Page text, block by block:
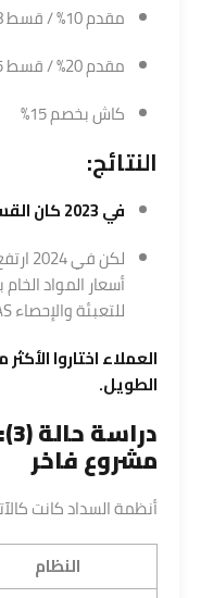
مقدم 10% / قسط 8 سنين
مقدم 20% / قسط 5 سنين
كاش بخصم 15%
النتائج:
في 2023 كان القسط 12,000–16,000
لكن في 2024 ارتفع إلى
للتعبئة والإحصاء CAPMAS).
العملاء اختاروا
الطويل.
مشروع فاخر
أنظمة السداد كانت
النظام